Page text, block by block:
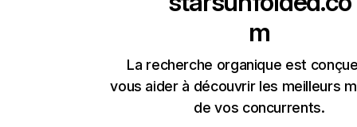
m
La recherche organique est
vous aider à découvrir les meilleurs
de vos concurrents.